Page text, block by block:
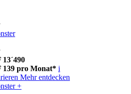
139 pro Monat* i
Mehr entdecken
+